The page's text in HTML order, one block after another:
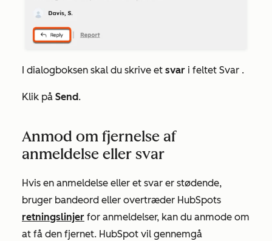
I dialogboksen skal du skrive et svar i feltet Svar .
Klik på Send.
Anmod om fjernelse af
anmeldelse eller svar
Hvis en anmeldelse eller et svar er stødende,
bruger bandeord eller overtræder HubSpots
retningslinjer for anmeldelser, kan du anmode om
at få den fjernet. HubSpot vil gennemgå